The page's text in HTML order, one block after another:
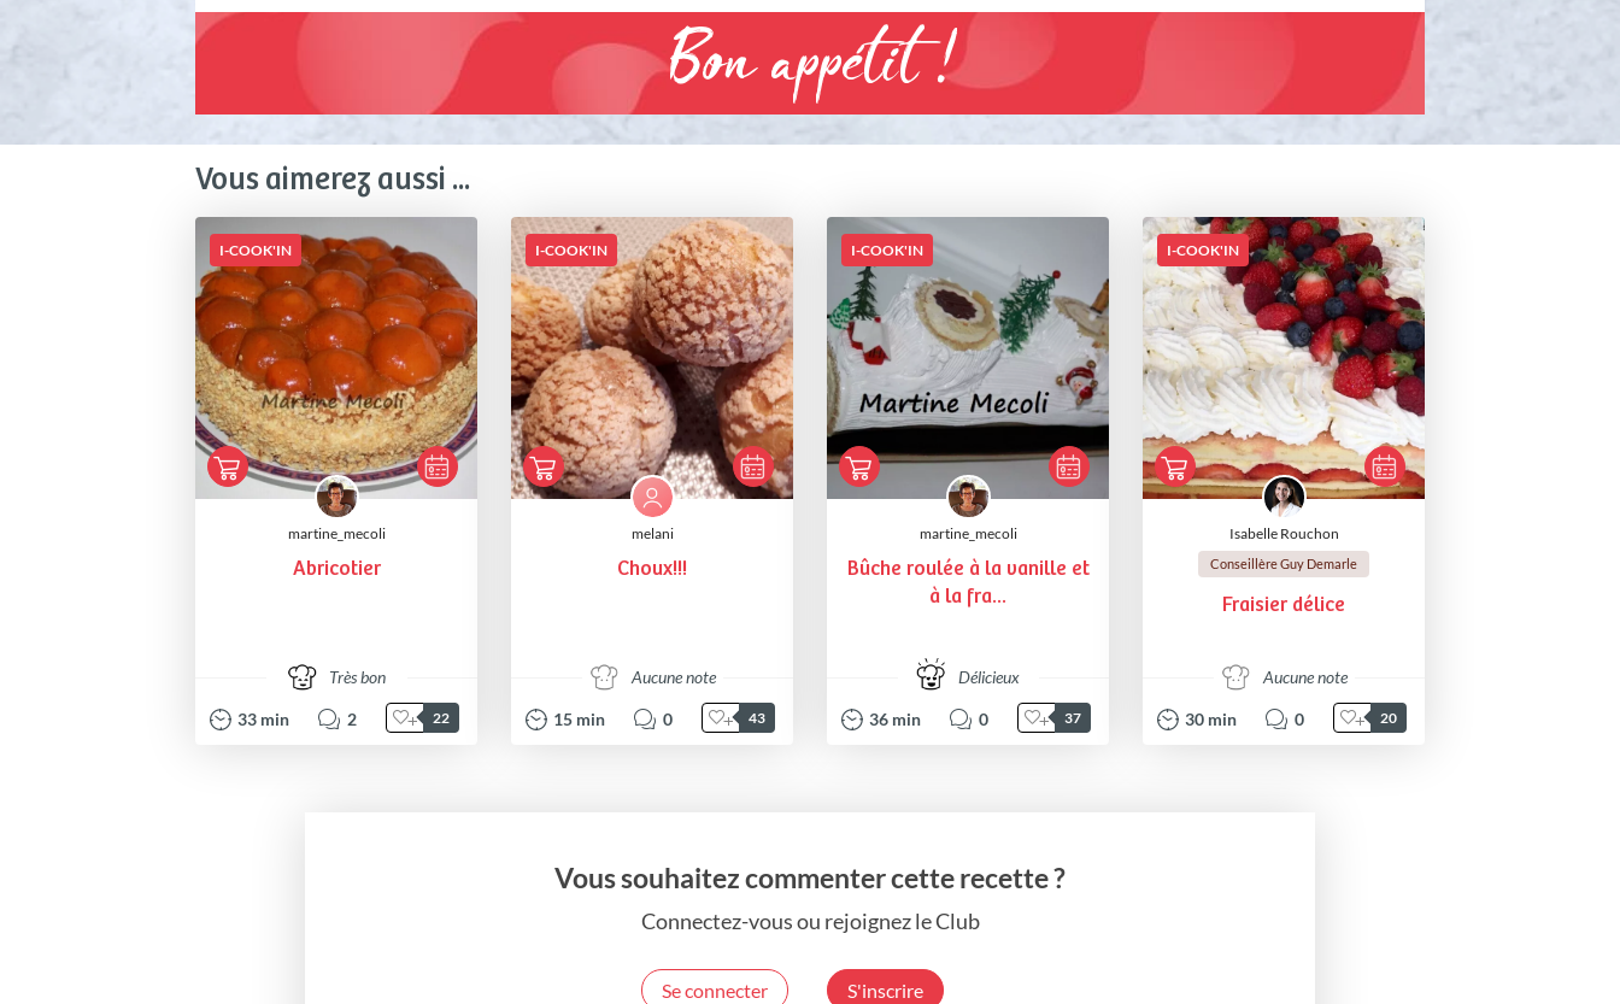
Bon appétit !
Vous aimerez aussi ...
I-COOK'IN
martine_mecoli
Abricotier
Très bon
33 min 2 22
I-COOK'IN
melani
Choux!!!
Aucune note
15 min 0 43
I-COOK'IN
martine_mecoli
Bûche roulée à la vanille et
à la fra...
Délicieux
36 min 0 37
I-COOK'IN
Isabelle Rouchon
Conseillère Guy Demarle
Fraisier délice
Aucune note
30 min 0 20
Vous souhaitez commenter cette recette ?
Connectez-vous ou rejoignez le Club
Se connecter S'inscrire